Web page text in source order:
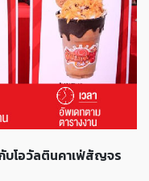
บโอวัลตินคาเฟ่สัญจร